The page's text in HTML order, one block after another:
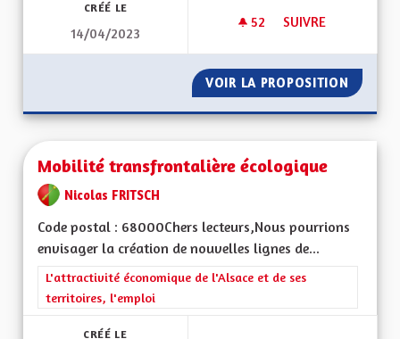
CRÉÉ LE
14/04/2023
52 52 ABONNÉS
SUIVRE
VOIR LA PROPOSITION NE
Mobilité transfrontalière écologique
Nicolas FRITSCH
Code postal : 68000Chers lecteurs,Nous pourrions
envisager la création de nouvelles lignes de...
Filtrer les résultats de la catégorie : L'attractivité
L'attractivité économique de l'Alsace et de ses
territoires, l'emploi
CRÉÉ LE